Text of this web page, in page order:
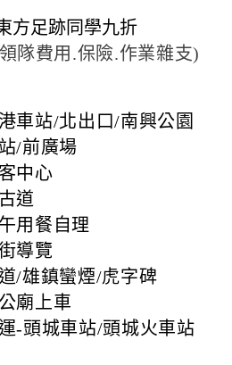
方足跡同學九折
領隊費用.保險.作業雜支)
車站/北出口/南興公園
/前廣場
中心
道
用餐自理
導覽
/雄鎮蠻煙/虎字碑
廟上車
-頭城車站/頭城火車站